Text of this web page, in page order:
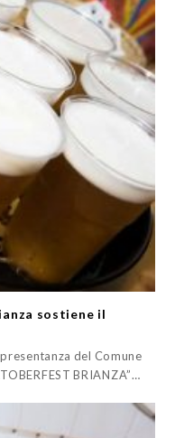
sostiene il
del Comune
BRIANZA”…